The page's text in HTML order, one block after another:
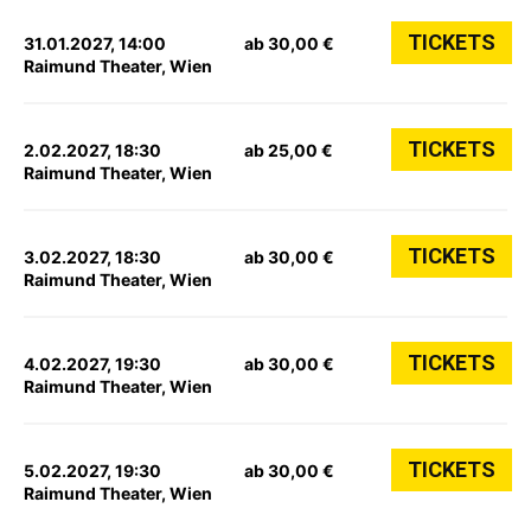
31.01.2027, 14:00
Raimund Theater, Wien
ab 30,00 € TICKETS
2.02.2027, 18:30
Raimund Theater, Wien
ab 25,00 € TICKETS
3.02.2027, 18:30
Raimund Theater, Wien
ab 30,00 € TICKETS
4.02.2027, 19:30
Raimund Theater, Wien
ab 30,00 € TICKETS
5.02.2027, 19:30
Raimund Theater, Wien
ab 30,00 € TICKETS